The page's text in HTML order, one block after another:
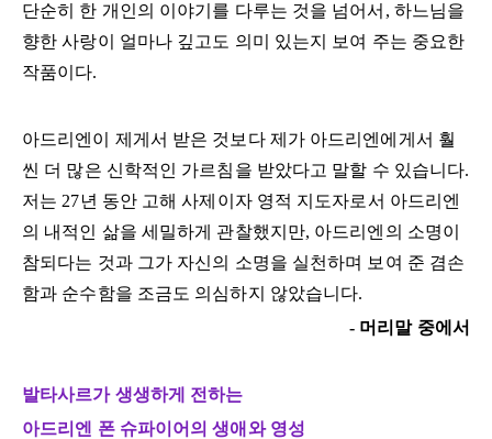
단순히 한 개인의 이야기를 다루는 것을 넘어서, 하느님을
향한 사랑이 얼마나 깊고도 의미 있는지 보여 주는 중요한
작품이다.
아드리엔이 제게서 받은 것보다 제가 아드리엔에게서 훨
씬 더 많은 신학적인 가르침을 받았다고 말할 수 있습니다.
저는 27년 동안 고해 사제이자 영적 지도자로서 아드리엔
의 내적인 삶을 세밀하게 관찰했지만, 아드리엔의 소명이
참되다는 것과 그가 자신의 소명을 실천하며 보여 준 겸손
함과 순수함을 조금도 의심하지 않았습니다.
- 머리말 중에서
발타사르가 생생하게 전하는
아드리엔 폰 슈파이어의 생애와 영성